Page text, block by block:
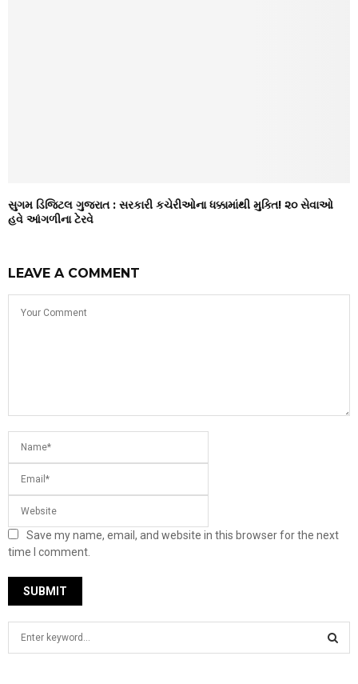
સુગમ ડિજિટલ ગુજરાત : સરકારી કચેરીઓના ધક્કામાંથી મુક્તિ! ૨૦ સેવાઓ
હવે આંગળીના ટેરવે
LEAVE A COMMENT
Save my name, email, and website in this browser for the next
time I comment.